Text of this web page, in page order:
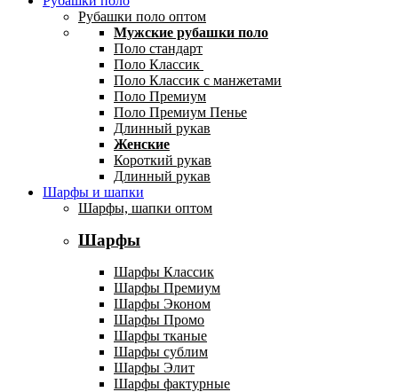
Рубашки поло оптом
Мужские рубашки поло
Поло стандарт
Поло Классик
Поло Классик с манжетами
Поло Премиум
Поло Премиум Пенье
Длинный рукав
Женские
Короткий рукав
Длинный рукав
Шарфы и шапки
Шарфы, шапки оптом
Шарфы
Шарфы Классик
Шарфы Премиум
Шарфы Эконом
Шарфы Промо
Шарфы тканые
Шарфы сублим
Шарфы Элит
Шарфы фактурные